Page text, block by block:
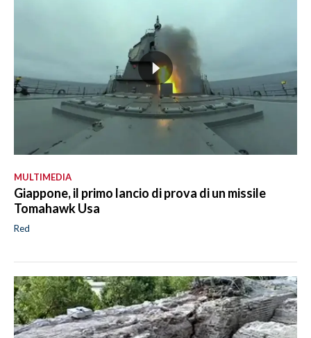
MULTIMEDIA
Giappone, il primo lancio di prova di un missile
Tomahawk Usa
Red